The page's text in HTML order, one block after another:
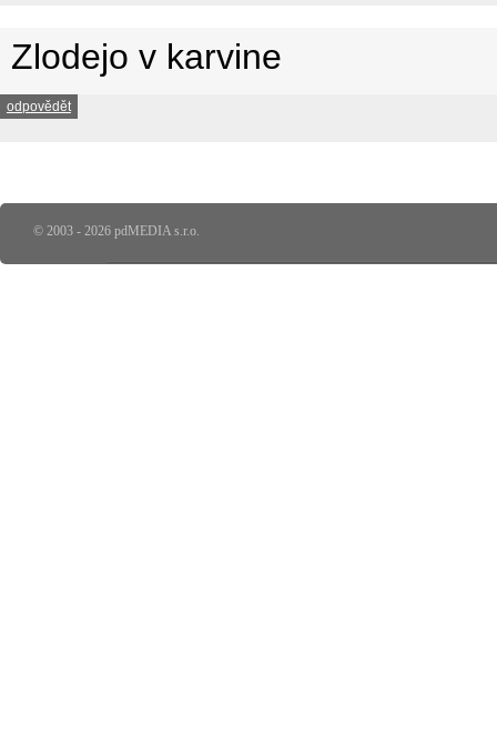
Zlodejo v karvine
odpovědět
© 2003 - 2026 pdMEDIA s.r.o.